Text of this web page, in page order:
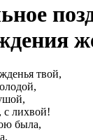
твой,
с лихвой!
была,